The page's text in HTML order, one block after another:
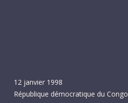
12 janvier 1998
République démocratique du Congo